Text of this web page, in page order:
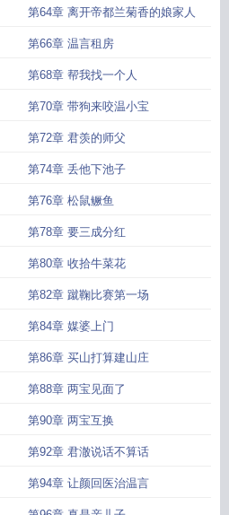
第64章 离开帝都兰菊香的娘家人
第66章 温言租房
第68章 帮我找一个人
第70章 带狗来咬温小宝
第72章 君羡的师父
第74章 丢他下池子
第76章 松鼠鳜鱼
第78章 要三成分红
第80章 收拾牛菜花
第82章 蹴鞠比赛第一场
第84章 媒婆上门
第86章 买山打算建山庄
第88章 两宝见面了
第90章 两宝互换
第92章 君澈说话不算话
第94章 让颜回医治温言